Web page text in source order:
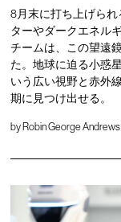
8月末に打ち上げら
ターやダークエネル
チームは、この望遠
た。地球に迫る小惑
いう広い視野と赤外
期に見つけ出せる。
byRobin George Andrews